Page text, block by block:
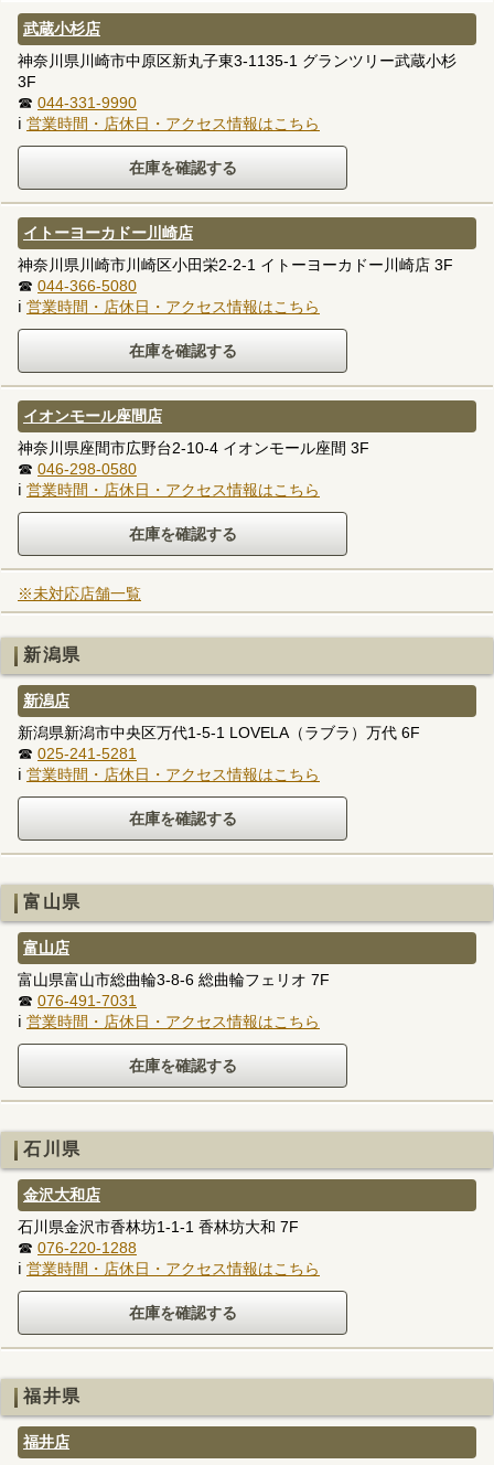
武蔵小杉店
神奈川県川崎市中原区新丸子東3-1135-1 グランツリー武蔵小杉
3F
☎ 044-331-9990
ℹ 営業時間・店休日・アクセス情報はこちら
イトーヨーカドー川崎店
神奈川県川崎市川崎区小田栄2-2-1 イトーヨーカドー川崎店 3F
☎ 044-366-5080
ℹ 営業時間・店休日・アクセス情報はこちら
イオンモール座間店
神奈川県座間市広野台2-10-4 イオンモール座間 3F
☎ 046-298-0580
ℹ 営業時間・店休日・アクセス情報はこちら
※未対応店舗一覧
新潟県
新潟店
新潟県新潟市中央区万代1-5-1 LOVELA（ラブラ）万代 6F
☎ 025-241-5281
ℹ 営業時間・店休日・アクセス情報はこちら
富山県
富山店
富山県富山市総曲輪3-8-6 総曲輪フェリオ 7F
☎ 076-491-7031
ℹ 営業時間・店休日・アクセス情報はこちら
石川県
金沢大和店
石川県金沢市香林坊1-1-1 香林坊大和 7F
☎ 076-220-1288
ℹ 営業時間・店休日・アクセス情報はこちら
福井県
福井店